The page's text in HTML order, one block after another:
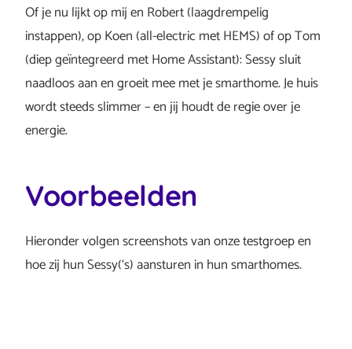
Of je nu lijkt op mij en Robert (laagdrempelig
instappen), op Koen (all-electric met HEMS) of op Tom
(diep geïntegreerd met Home Assistant): Sessy sluit
naadloos aan en groeit mee met je smarthome. Je huis
wordt steeds slimmer – en jij houdt de regie over je
energie.
Voorbeelden
Hieronder volgen screenshots van onze testgroep en
hoe zij hun Sessy(‘s) aansturen in hun smarthomes.